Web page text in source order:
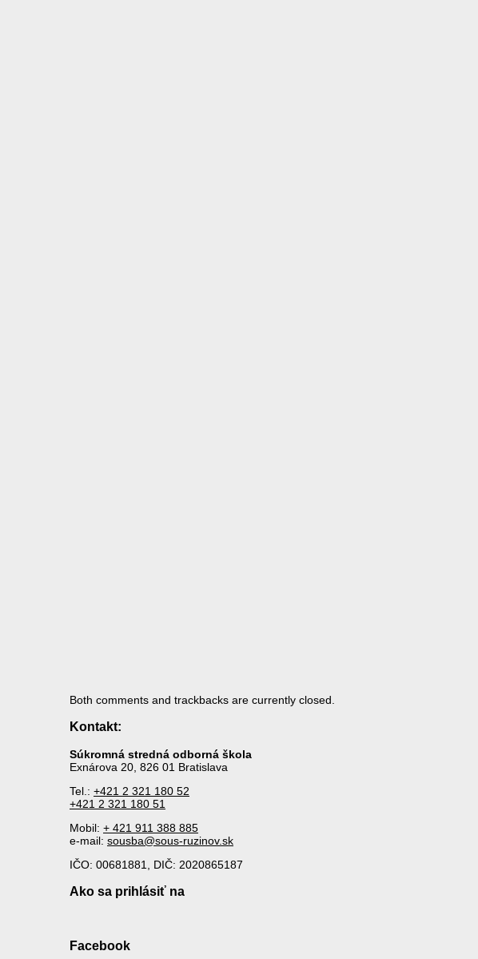
Both comments and trackbacks are currently closed.
Kontakt:
Súkromná stredná odborná škola
Exnárova 20, 826 01 Bratislava
Tel.: +421 2 321 180 52
+421 2 321 180 51
Mobil: + 421 911 388 885
e-mail: sousba@sous-ruzinov.sk
IČO: 00681881, DIČ: 2020865187
Ako sa prihlásiť na
Facebook